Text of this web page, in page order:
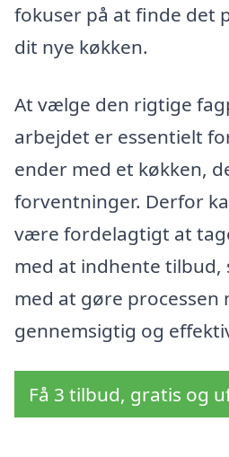
fokuser på at finde det
dit nye køkken.
At vælge den rigtige
arbejdet er essentielt
ender med et køkken,
forventninger. Derfor
være fordelagtigt at
med at indhente tilbud,
med at gøre processen
gennemsigtig og
Få 3 tilbud, gratis og